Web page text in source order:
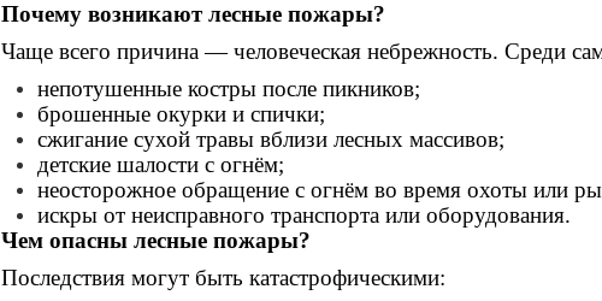
Почему возникают лесные пожары?
Чаще всего причина — человеческая небрежность. Среди
непотушенные костры после пикников;
брошенные окурки и спички;
сжигание сухой травы вблизи лесных массивов;
детские шалости с огнём;
неосторожное обращение с огнём во время охоты или
искры от неисправного транспорта или оборудования.
Чем опасны лесные пожары?
Последствия могут быть катастрофическими: